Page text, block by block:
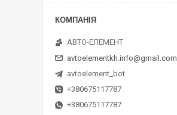
АВТО-ЕЛЕМЕНТ
avtoelementkh.info@gmail.com
avtoelement_bot
+380675117787
+380675117787